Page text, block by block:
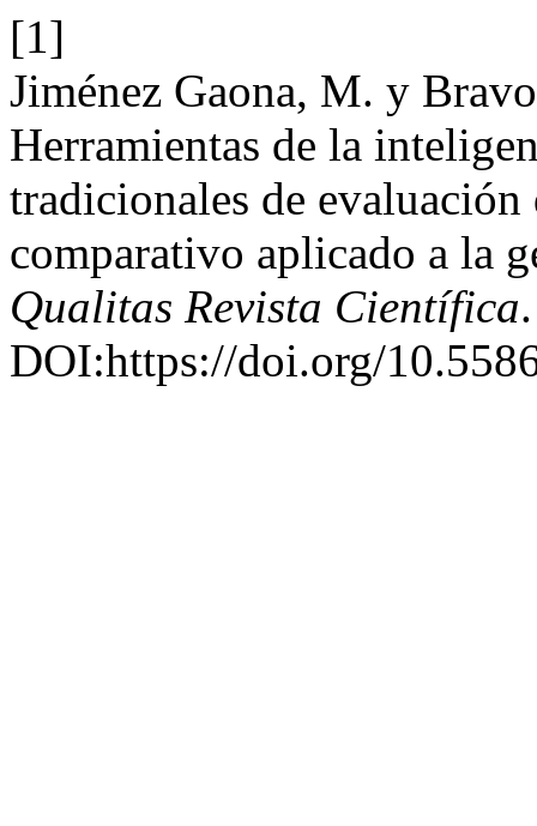
[1]
Jiménez Gaona, M. y
Herramientas de la
tradicionales de
comparativo aplicado a la
Qualitas Revista Científica
DOI:https://doi.org/